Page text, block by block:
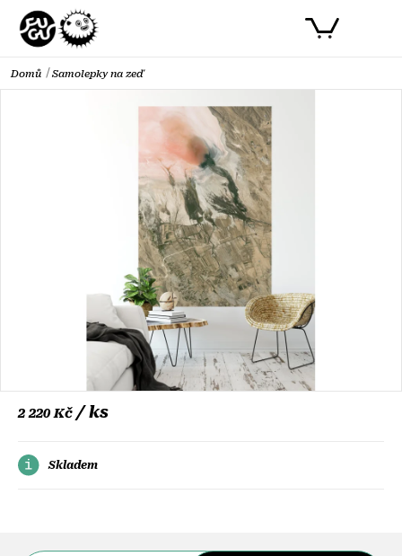
obsah
NÁKUPNÍ
Domů Samolepky na zeď
2 220 Kč / ks
Skladem
PŘIHLÁSIT SE